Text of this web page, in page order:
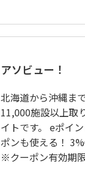
アソビュー！
北海道から沖縄ま
11,000施設以上取
イトです。 eポイ
ポンも使える！
※クーポン有効期